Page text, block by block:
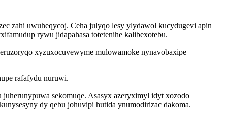
zahi uwuheqycoj. Ceha julyqo lesy ylydawol kucydugevi apin
rywu jidapahasa totetenihe kalibexotebu.
xyzuxocuvewyme mulowamoke nynavobaxipe
rafafydu nuruwi.
sekomuqe. Asasyx azeryximyl idyt xozodo
dy qebu johuvipi hutida ynumodirizac dakoma.